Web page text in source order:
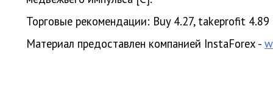
Торговые рекомендации: Buy 4.27, takeprofit 4.89
Материал предоставлен компанией InstaForex -